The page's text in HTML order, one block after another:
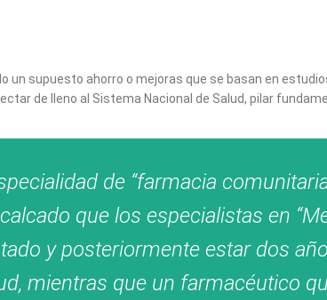
supuesto ahorro o mejoras que se basan en
de lleno al Sistema Nacional de Salud, pilar
de “farmacia
que los especialistas en
y posteriormente estar dos
mientras que un farmacéutico